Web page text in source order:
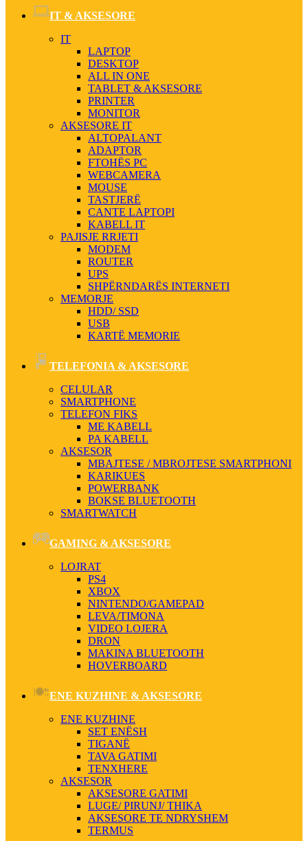
IT & AKSESORE
IT
LAPTOP
DESKTOP
ALL IN ONE
TABLET & AKSESORE
PRINTER
MONITOR
AKSESORE IT
ALTOPALANT
ADAPTOR
FTOHËS PC
WEBCAMERA
MOUSE
TASTJERË
CANTE LAPTOPI
KABELL IT
PAJISJE RRJETI
MODEM
ROUTER
UPS
SHPËRNDARËS INTERNETI
MEMORJE
HDD/ SSD
USB
KARTË MEMORIE
TELEFONIA & AKSESORE
CELULAR
SMARTPHONE
TELEFON FIKS
ME KABELL
PA KABELL
AKSESOR
MBAJTESE / MBROJTESE SMARTPHONI
KARIKUES
POWERBANK
BOKSE BLUETOOTH
SMARTWATCH
GAMING & AKSESORE
LOJRAT
PS4
XBOX
NINTENDO/GAMEPAD
LEVA/TIMONA
VIDEO LOJERA
DRON
MAKINA BLUETOOTH
HOVERBOARD
ENE KUZHINE & AKSESORE
ENE KUZHINE
SET ENËSH
TIGANË
TAVA GATIMI
TENXHERE
AKSESOR
AKSESORE GATIMI
LUGE/ PIRUNJ/ THIKA
AKSESORE TE NDRYSHEM
TERMUS